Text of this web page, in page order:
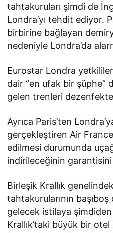
tahtakuruları şimdi de
Londra’yı tehdit ediyor.
birbirine bağlayan
nedeniyle Londra’da
Eurostar Londra
dair “en ufak bir şüphe”
gelen trenleri
Ayrıca Paris’ten
gerçekleştiren Air
edilmesi durumunda
indirileceğinin
Birleşik Krallık
tahtakurularının başıboş
gelecek istilaya şimdiden
Krallık’taki büyük bir